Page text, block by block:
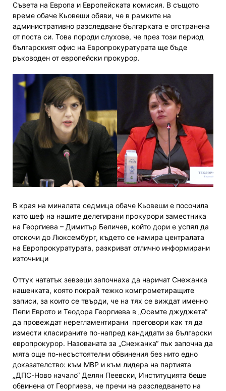
Съвета на Европа и Европейската комисия. В същото
време обаче Кьовеши обяви, че в рамките на
административно разследване българката е отстранена
от поста си. Това породи слухове, че през този период
българският офис на Европрокуратурата ще бъде
ръководен от европейски прокурор.
В края на миналата седмица обаче Кьовеши е посочила
като шеф на нашите делегирани прокурори заместника
на Георгиева – Димитър Беличев, който дори е успял да
отскочи до Люксембург, където се намира централата
на Европрокуратурата, разкриват отлично информирани
източници
Оттук нататък зевзеци започнаха да наричат Снежанка
нашенката, която покрай тежко компрометиращите
записи, за които се твърди, че на тях се виждат именно
Пепи Еврото и Теодора Георгиева в „Осемте джуджета“
да провеждат нерегламентирани преговори как тя да
измести класираните по-напред кандидати за български
европрокурор. Назованата за „Снежанка“ пък започна да
мята още по-несъстоятелни обвинения без нито едно
доказателство: към МВР и към лидера на партията
„ДПС-Ново начало“ Делян Пеевски, Институцията беше
обвинена от Георгиева, че пречи на разследването на